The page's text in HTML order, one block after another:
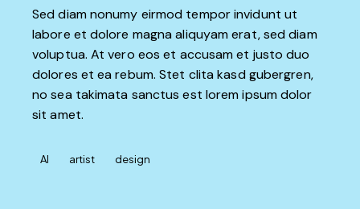
Sed diam nonumy eirmod tempor invidunt ut
labore et dolore magna aliquyam erat, sed diam
voluptua. At vero eos et accusam et justo duo
dolores et ea rebum. Stet clita kasd gubergren,
no sea takimata sanctus est lorem ipsum dolor
sit amet.
AI artist design